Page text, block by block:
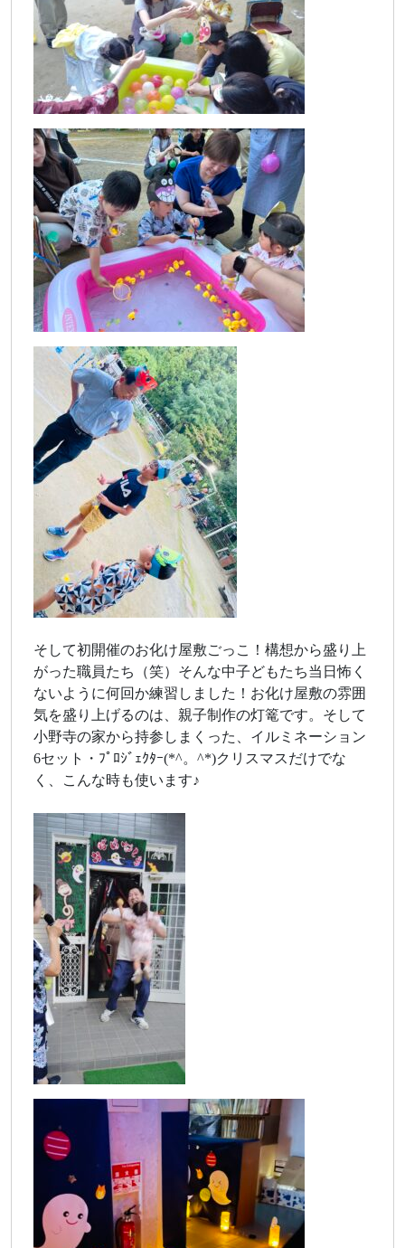
そして初開催のお化け屋敷ごっこ！構想から盛り上
がった職員たち（笑）そんな中子どもたち当日怖く
ないように何回か練習しました！お化け屋敷の雰囲
気を盛り上げるのは、親子制作の灯篭です。そして
小野寺の家から持参しまくった、イルミネーション
6セット・ﾌﾟﾛｼﾞｪｸﾀｰ(*^。^*)クリスマスだけでな
く、こんな時も使います♪